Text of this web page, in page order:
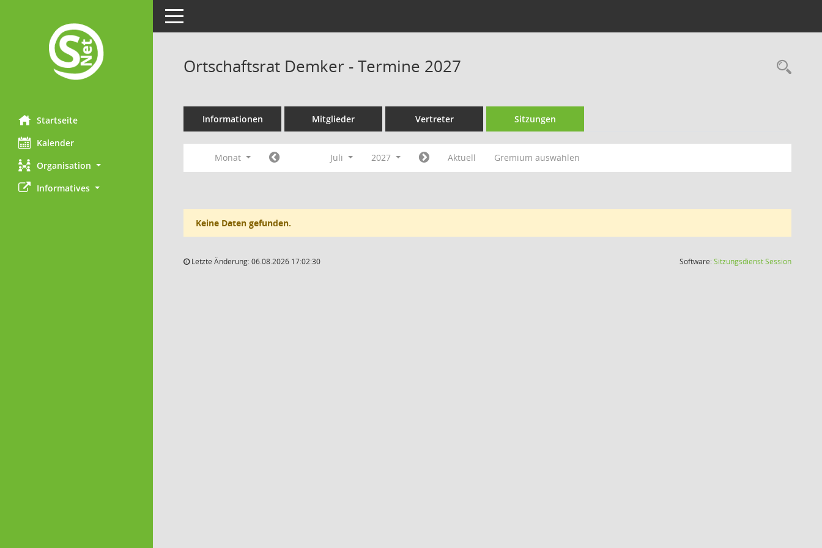
Startseite
Kalender
Organisation
Informatives
Toggle navigation
Ortschaftsrat Demker - Termine 2027
Informationen Mitglieder Vertreter Sitzungen
Monat Juli 2027 Aktuell Gremium auswählen
Keine Daten gefunden.
Letzte Änderung: 06.08.2026 17:02:30 Software:SitzungsdienstSession(Wird in